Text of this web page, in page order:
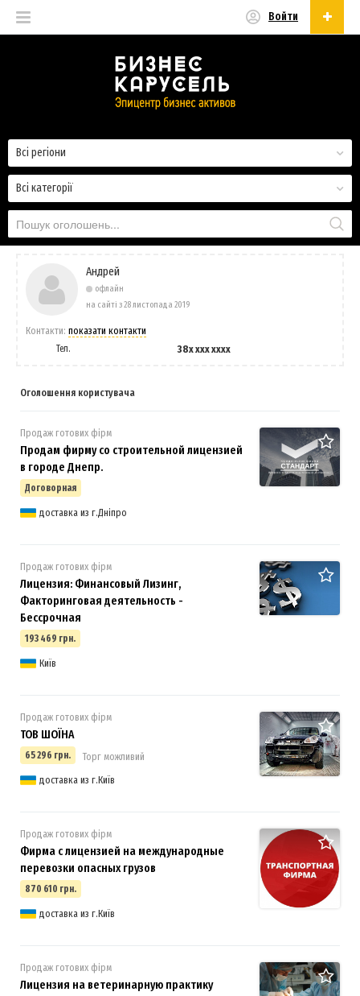
Войти
Всі категорії
Всі регіони
Андрей
офлайн
на сайті з 28 листопада 2019
Контакти: показати контакти
Тел. 38x xxx xxxx
Оголошення користувача
Продаж готових фірм
Продам фирму со строительной лицензией
в городе Днепр.
Договорная
доставка из г.Дніпро
Продаж готових фірм
Лицензия: Финансовый Лизинг,
Факторинговая деятельность -
Бессрочная
193 469 грн.
Київ
Продаж готових фірм
​ТОВ ШОЇНА
65 296 грн.
Торг можливий
доставка из г.Київ
Продаж готових фірм
Фирма с лицензией на международные
перевозки опасных грузов
870 610 грн.
доставка из г.Київ
Продаж готових фірм
Лицензия на ветеринарную практику